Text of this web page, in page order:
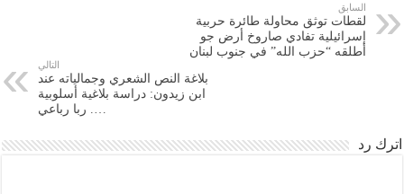
السابق
لقطات توثق محاولة طائرة حربية
إسرائيلية تفادي صاروخ أرض جو
أطلقه “حزب الله” في جنوب لبنان
التالي
بلاغة النص الشعري وجمالياته عند
ابن زيدون: دراسة بلاغية أسلوبية
…. ربا رباعي
اترك رد